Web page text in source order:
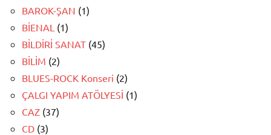
BAROK-ŞAN (1)
BİENAL (1)
BİLDİRİ SANAT (45)
BİLİM (2)
BLUES-ROCK Konseri (2)
ÇALGI YAPIM ATÖLYESİ (1)
CAZ (37)
CD (3)